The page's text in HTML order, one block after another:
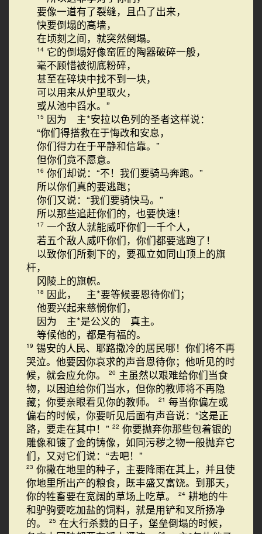
要像一道有了裂缝，且凸了出来，
快要倒塌的高墙，
在顷刻之间，就突然倒塌。
14 它的倒塌好像窑匠的陶器破碎一般，
毫不顾惜被彻底粉碎，
甚至在碎块中找不到一块，
可以用来从炉里取火，
或从池中舀水。”
15 因为 主*安拉以色列的圣者这样说：
“你们得搭救在于悔改和安息，
你们得力在于平静和信靠。”
但你们竟不愿意。
16 你们却说：“不！我们要骑马奔跑。”
所以你们真的要逃跑；
你们又说：“我们要骑快马。”
所以那些追赶你们的，也要快速！
17 一个敌人就能威吓你们一千个人，
若五个敌人威吓你们，你们都要逃跑了！
以致你们所剩下的，要孤立如同山顶上的旗
杆，
冈陵上的旗帜。
18 因此， 主*要等候要恩待你们；
他要兴起来慈悯你们，
因为 主*是公义的 真主。
等候他的，都是有福的。
19 锡安的人民、耶路撒冷的居民哪！你们将不再
哭泣。他要因你哀求的声音恩待你；他听见的时
候，就会应允你。
20 主虽然以艰难给你们当食
物，以困迫给你们当水，但你的教师将不再隐
藏；你要亲眼看见你的教师。
21 每当你偏左或
偏右的时候，你要听见后面有声音说：“这是正
路，要走在其中！” 22 你要抛弃你那些包着银的
雕像和镀了金的铸像，如同污秽之物一般抛弃它
们，又对它们说：“去吧！”
23 你撒在地里的种子，主要降雨在其上，并且使
你地里所出产的粮食，既丰盛又富饶。到那天，
你的牲畜要在宽阔的草场上吃草。
24 耕地的牛
和驴驹要吃加盐的饲料，就是用铲和叉所扬净
的。
25 在大行杀戮的日子，堡垒倒塌的时候，